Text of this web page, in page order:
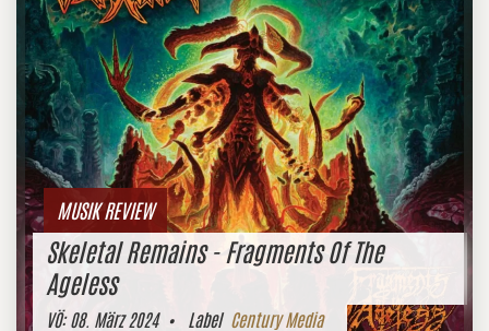
MUSIK REVIEW
Skeletal Remains - Fragments Of The
Ageless
VÖ:08. März 2024• Label Century Media